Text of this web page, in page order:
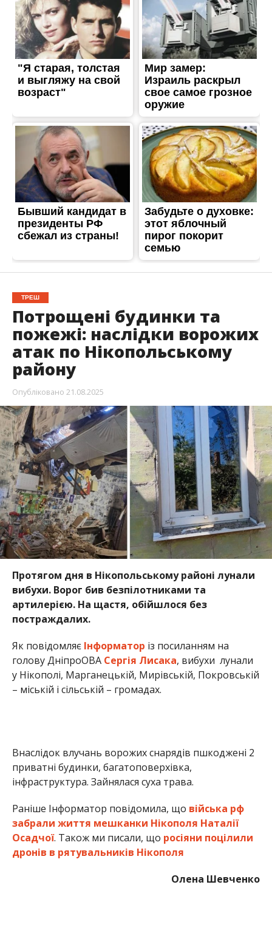
ТРЕШ
Потрощені будинки та
пожежі: наслідки ворожих
атак по Нікопольському
району
Опубліковано21.08.2025
Протягом дня в Нікопольському районі лунали
вибухи. Ворог бив безпілотниками та
артилерією. На щастя, обійшлося без
постраждалих.
Як повідомляєІнформатор із посиланням на
голову ДніпроОВАСергія Лисака, вибухи лунали
у Нікополі, Марганецькій, Мирівській, Покровській
– міській і сільській – громадах.
Внаслідок влучань ворожих снарядів пшкоджені 2
приватні будинки, багатоповерхівка,
інфраструктура. Зайнялася суха трава.
забрали життя мешканки Нікополя Наталії
Осадчої. Також ми писали, щоросіяни поцілили
дронів в рятувальників Нікополя